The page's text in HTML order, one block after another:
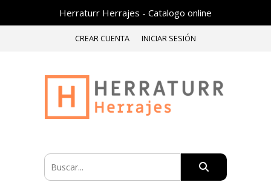
Herraturr Herrajes - Catalogo online
CREAR CUENTA INICIAR SESIÓN